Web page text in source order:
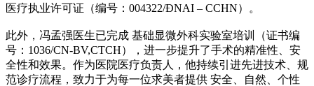
医疗执业许可证（编号：004322/ĐNAI – CCHN）。
此外，冯孟强医生已完成 基础显微外科实验室培训（证书编
号：1036/CN-BV,CTCH），进一步提升了手术的精准性、安
全性和效果。作为医院医疗负责人，他持续引进先进技术、规
范诊疗流程，致力于为每一位求美者提供 安全、自然、个性